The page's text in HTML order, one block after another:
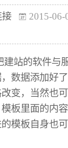
接
2015-06-
站的软件与
数据添加好
变，当然也
板里面的内
模板自身也